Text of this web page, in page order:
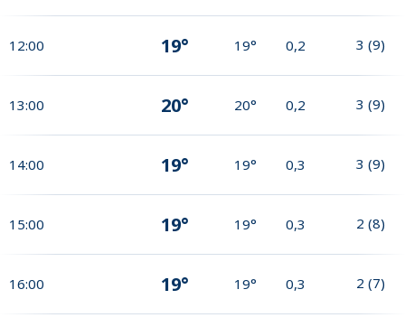
12:00 19° 19° 0,2 3 (9)
13:00 20° 20° 0,2 3 (9)
14:00 19° 19° 0,3 3 (9)
15:00 19° 19° 0,3 2 (8)
16:00 19° 19° 0,3 2 (7)